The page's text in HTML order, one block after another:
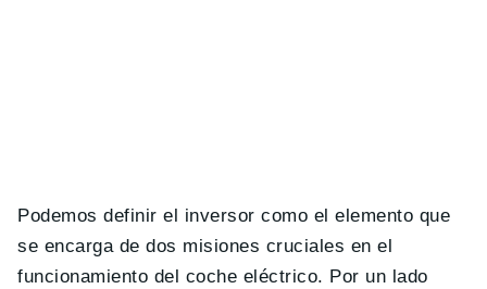
Podemos definir el inversor como el elemento que
se encarga de dos misiones cruciales en el
funcionamiento del coche eléctrico. Por un lado